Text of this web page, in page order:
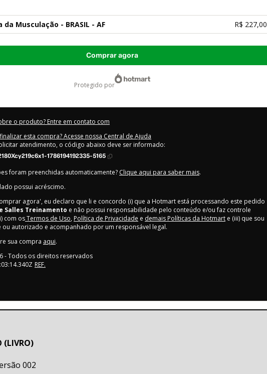
da Musculação - BRASIL - AF R$ 227,00
Comprar agora
protegido por
o produto? Entre em contato com
esta compra? Acesse nossa Central de Ajuda
atendimento, o código abaixo deve ser informado:
1786194192335-5165
foram preenchidas automaticamente? Clique aqui para saber mais.
possui acréscimo.
agora', eu declaro que li e concordo (i) que a Hotmart está processando este pedido
Salles Treinamento e não possui responsabilidade pelo conteúdo e/ou faz controle
com osTermos de Uso, Política de Privacidade e demais Políticas da Hotmart e (iii) que sou
ou autorizado e acompanhado por um responsável legal.
sua compra aqui.
- Todos os direitos reservados
REF.
(LIVRO)
002